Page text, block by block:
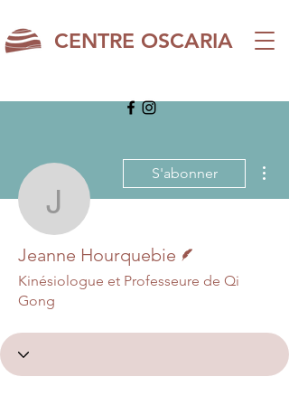
CENTRE OSCARIA
Jeanne
S'abonner
Jeanne Hourquebie
Kinésiologue et Professeure de Qi
Gong